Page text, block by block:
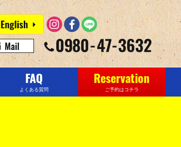
FAQ
よくある質問
Reservation
ご予約はコチラ